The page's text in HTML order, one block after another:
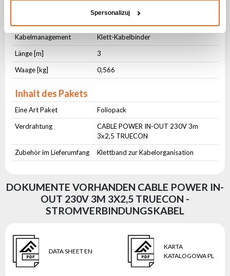
Spersonalizuj
Kabelmanagement
Klett-Kabelbinder
Länge [m]
3
Waage [kg]
0,566
Inhalt des Pakets
Eine Art Paket
Foliopack
Verdrahtung
CABLE POWER IN-OUT 230V 3m
3x2,5 TRUECON
Zubehör im Lieferumfang
Klettband zur Kabelorganisation
DOKUMENTE VORHANDEN CABLE POWER IN-
OUT 230V 3M 3X2,5 TRUECON -
STROMVERBINDUNGSKABEL
DATA SHEET EN
KARTA
KATALOGOWA PL